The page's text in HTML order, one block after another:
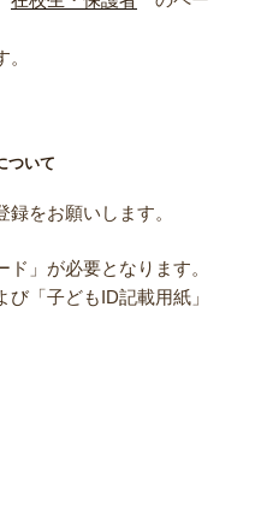
ついて
をお願いします。
」が必要となります。
「子どもID記載用紙」